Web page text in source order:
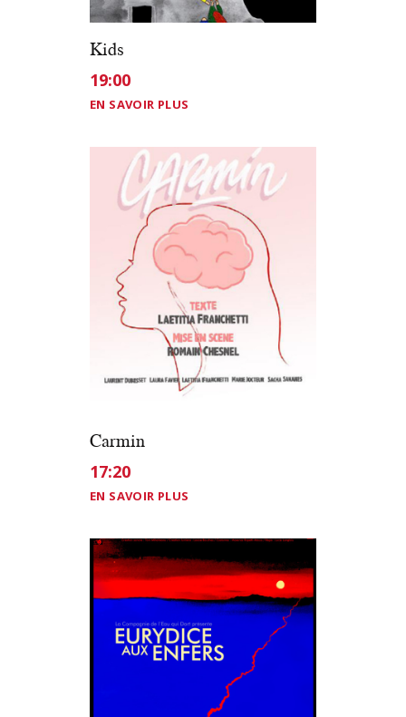
Kids
19:00
EN SAVOIR PLUS
Carmin
17:20
EN SAVOIR PLUS